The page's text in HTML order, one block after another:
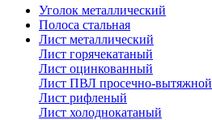
Уголок металлический
Полоса стальная
Лист металлический
Лист горячекатаный
Лист оцинкованный
Лист ПВЛ просечно-вытяжной
Лист рифленый
Лист холоднокатаный